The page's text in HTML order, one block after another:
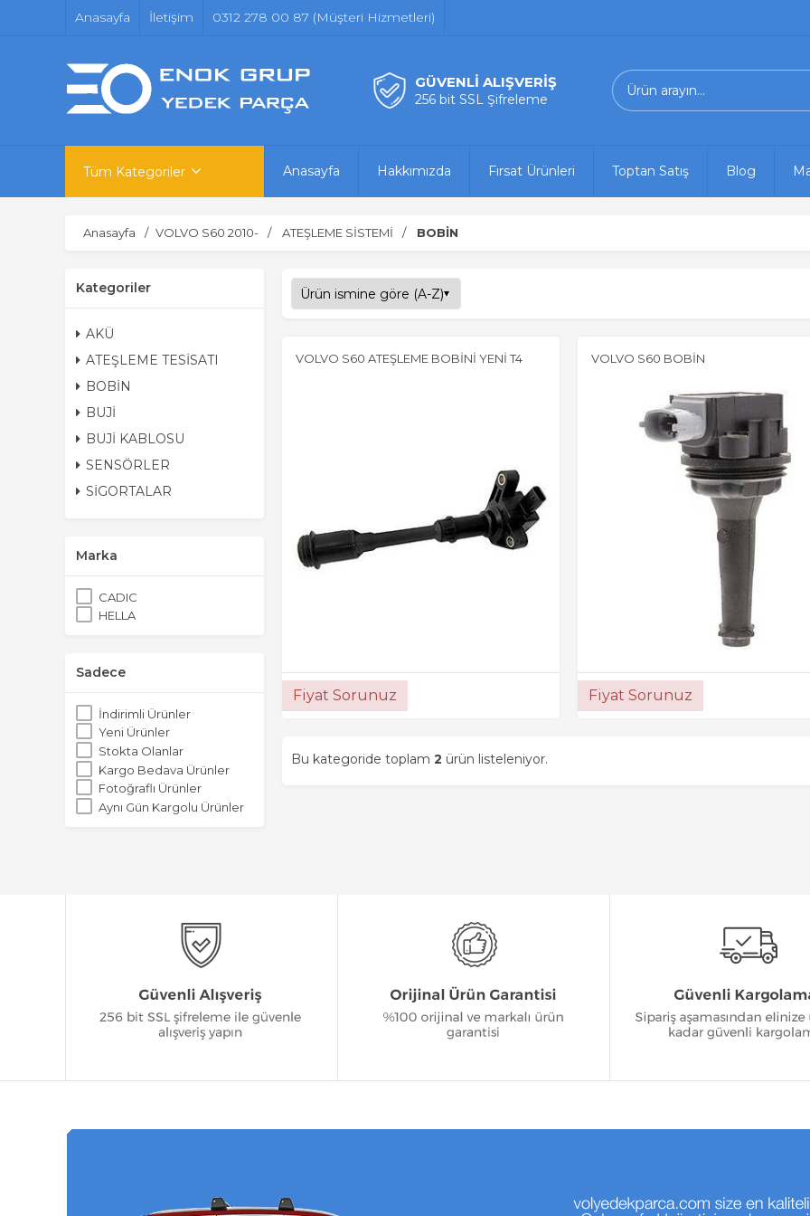
Anasayfa İletişim 0312 278 00 87 (Müşteri Hizmetleri)
GÜVENLİ ALIŞVERİŞ
256 bit SSL Şifreleme
Tüm Kategoriler Anasayfa Hakkımızda Fırsat Ürünleri Toptan Satış Blog
Anasayfa VOLVO S60 2010- ATEŞLEME SİSTEMİ BOBİN
Kategoriler
AKÜ
ATEŞLEME TESİSATI
BOBİN
BUJİ
BUJİ KABLOSU
SENSÖRLER
SİGORTALAR
Marka
CADIC
HELLA
Sadece
İndirimli Ürünler
Yeni Ürünler
Stokta Olanlar
Kargo Bedava Ürünler
Fotoğraflı Ürünler
Aynı Gün Kargolu Ürünler
VOLVO S60 ATEŞLEME BOBİNİ YENİ T4
Fiyat Sorunuz
VOLVO S60 BOBİN
Fiyat Sorunuz
Bu kategoride toplam 2 ürün listeleniyor.